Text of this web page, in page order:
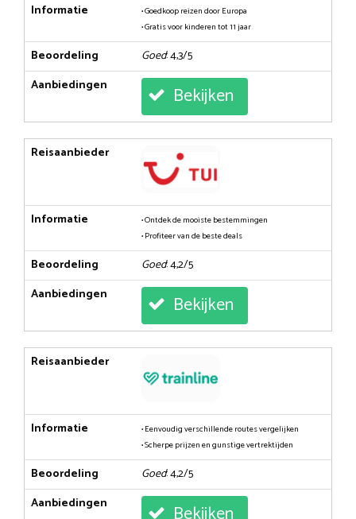
Informatie
• Goedkoop reizen door Europa
• Gratis voor kinderen tot 11 jaar
Beoordeling Goed: 4,3/5
Aanbiedingen
Bekijken
Reisaanbieder
Informatie
• Ontdek de mooiste bestemmingen
• Profiteer van de beste deals
Beoordeling Goed: 4,2/5
Aanbiedingen
Bekijken
Reisaanbieder
Informatie
• Eenvoudig verschillende routes vergelijken
• Scherpe prijzen en gunstige vertrektijden
Beoordeling Goed: 4,2/5
Aanbiedingen